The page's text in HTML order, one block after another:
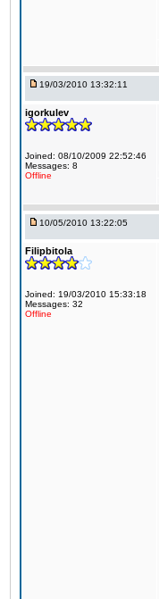
19/03/2010 13:32:11
igorkulev
Joined: 08/10/2009 22:52:46
Messages: 8
Offline
10/05/2010 13:22:05
Filipbitola
Joined: 19/03/2010 15:33:18
Messages: 32
Offline